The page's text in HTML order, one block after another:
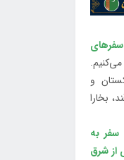
و
بخارا
سفر به
از شرق